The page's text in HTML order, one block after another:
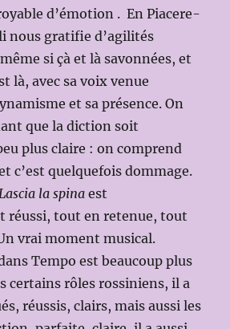
d’émotion . En Piacere-
nous gratifie d’agilités
si çà et là savonnées, et
là, avec sa voix venue
et sa présence. On
que la diction soit
plus claire : on comprend
c’est quelquefois dommage.
Lascia la spina est
réussi, tout en retenue, tout
vrai moment musical.
Tempo est beaucoup plus
certains rôles rossiniens, il a
réussis, clairs, mais aussi les